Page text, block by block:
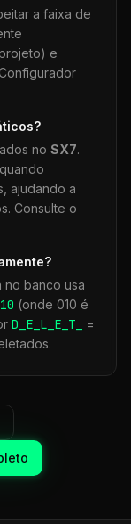
a faixa de
e
no SX7.
ajudando a
Consulte o
no banco usa
(onde 010 é
D_E_L_E_T_
=